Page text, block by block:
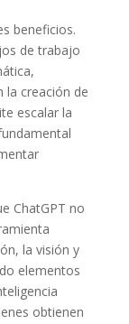
beneficios.
de trabajo
la creación de
escalar la
ChatGPT no
la visión y
elementos
obtienen